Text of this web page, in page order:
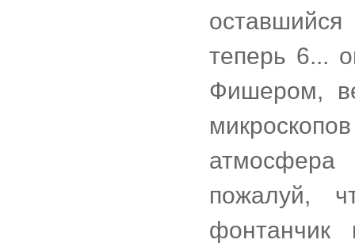
теперь 6...
Фишером,
пожалуй,